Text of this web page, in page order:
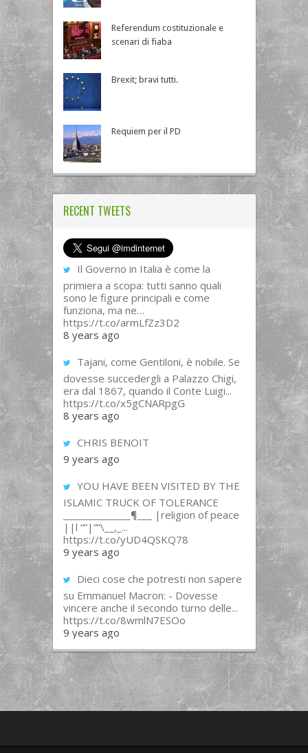
Referendum costituzionale e
scenari di fiaba
Brexit; bravi tutti.
Requiem per il PD
RECENT TWEETS
Il Governo in Italia è come la
primiera a scopa: tutti sanno quali
sono le figure principali e come
funziona, ma ne…
https://t.co/armLfZz3D2
8 years ago
Tajani, come Gentiloni, è nobile. Se
dovesse succedergli a Palazzo Chigi,
era dal 1867, quando il Conte Luigi...
https://t.co/x5gCNARpgG
8 years ago
CHRIS BENOIT
9 years ago
YOU HAVE BEEN VISITED BY THE
ISLAMIC TRUCK OF TOLERANCE
______________¶___ |religion of peace
||l “”|””\__,_...
https://t.co/yUD4QSKQ78
9 years ago
Dieci cose che potresti non sapere
su Emmanuel Macron: - Dovesse
vincere anche il secondo turno delle...
https://t.co/8wmlN7ESOo
9 years ago